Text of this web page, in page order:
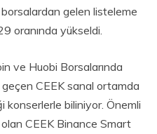
gelen listeleme
oranında yükseldi.
ve Huobi Borsalarında
CEEK sanal ortamda
konserlerle biliniyor. Önemli
CEEK Binance Smart